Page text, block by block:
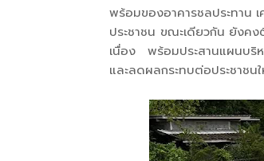
พร้อมของอาคารชลประทาน
ประชาชน ขณะเดียวกัน ยังค
เนื่อง พร้อมประสานแผนบริห
และลดผลกระทบต่อประชาชน